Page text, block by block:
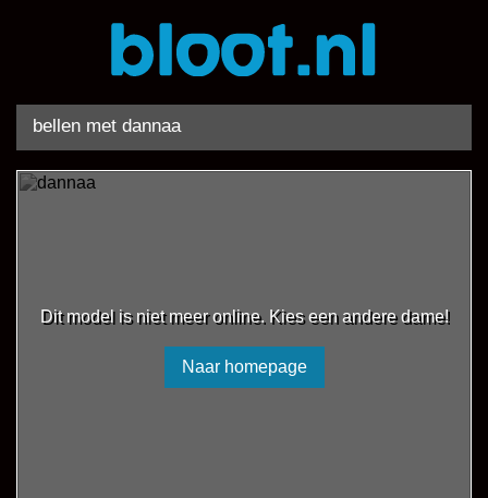
bellen met dannaa
Dit model is niet meer online. Kies een andere dame!
Naar homepage